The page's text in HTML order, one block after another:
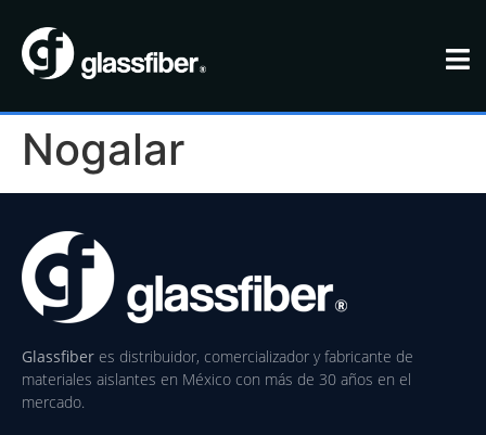
Nogalar
Glassfiber es distribuidor, comercializador y fabricante de
materiales aislantes en México con más de 30 años en el
mercado.